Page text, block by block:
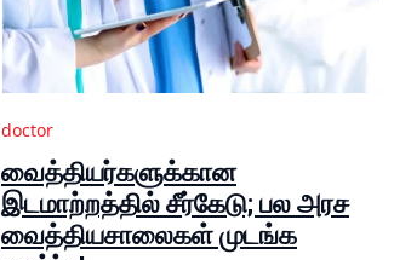
doctor
வைத்தியர்களுக்கான
இடமாற்றத்தில் சீர்கேடு; பல அரச
வைத்தியசாலைகள் முடங்க